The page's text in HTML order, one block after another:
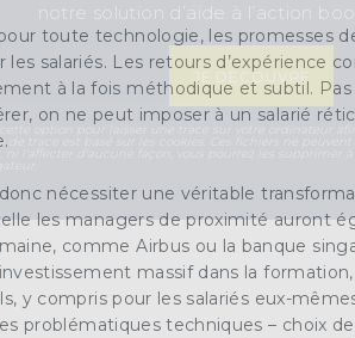
toute technologie, les promesses
salariés. Les retours d’expérience
à la fois méthodique et subtil.
on ne peut imposer à un salarié
nécessiter une véritable
les managers de proximité auront
comme Airbus ou la banque
massif dans la
y compris pour les salariés eux-
problématiques techniques – choix
notre solution d’aide à l’action
JE DÉCOUVRE
de trace est basé sur les cookies. Ces fichiers ne